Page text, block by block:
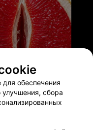
обеспечения
улучшения, сбора